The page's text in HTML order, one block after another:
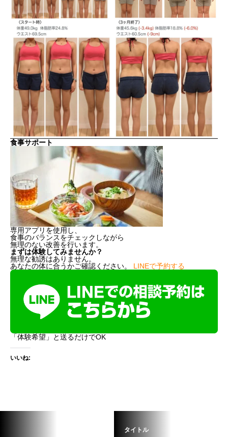
食事サポート
専用アプリを使用し、
食事のバランスをチェックしながら
無理のない改善を行います。
まずは体験してみませんか？
無理な勧誘はありません。
あなたの体に合うかご確認ください。 LINEで予約する
「体験希望」と送るだけでOK
いいね:
タイトル